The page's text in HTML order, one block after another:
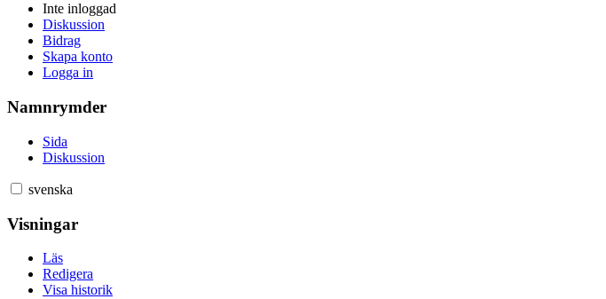
Inte inloggad
Diskussion
Bidrag
Skapa konto
Logga in
Namnrymder
Sida
Diskussion
svenska
Visningar
Läs
Redigera
Visa historik